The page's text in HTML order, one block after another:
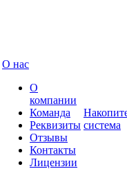
О нас
О
компании
Команда
Реквизиты
Отзывы
Контакты
Лицензии
система